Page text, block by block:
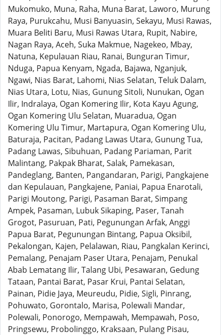
Mukomuko, Muna, Raha, Muna Barat, Laworo, Murung
Raya, Purukcahu, Musi Banyuasin, Sekayu, Musi Rawas,
Muara Beliti Baru, Musi Rawas Utara, Rupit, Nabire,
Nagan Raya, Aceh, Suka Makmue, Nagekeo, Mbay,
Natuna, Kepulauan Riau, Ranai, Bunguran Timur,
Nduga, Papua Kenyam, Ngada, Bajawa, Nganjuk,
Ngawi, Nias Barat, Lahomi, Nias Selatan, Teluk Dalam,
Nias Utara, Lotu, Nias, Gunung Sitoli, Nunukan, Ogan
Ilir, Indralaya, Ogan Komering Ilir, Kota Kayu Agung,
Ogan Komering Ulu Selatan, Muaradua, Ogan
Komering Ulu Timur, Martapura, Ogan Komering Ulu,
Baturaja, Pacitan, Padang Lawas Utara, Gunung Tua,
Padang Lawas, Sibuhuan, Padang Pariaman, Parit
Malintang, Pakpak Bharat, Salak, Pamekasan,
Pandeglang, Banten, Pangandaran, Parigi, Pangkajene
dan Kepulauan, Pangkajene, Paniai, Papua Enarotali,
Parigi Moutong, Parigi, Pasaman Barat, Simpang
Ampek, Pasaman, Lubuk Sikaping, Paser, Tanah
Grogot, Pasuruan, Pati, Pegunungan Arfak, Anggi
Papua Barat, Pegunungan Bintang, Papua Oksibil,
Pekalongan, Kajen, Pelalawan, Riau, Pangkalan Kerinci,
Pemalang, Penajam Paser Utara, Penajam, Penukal
Abab Lematang Ilir, Talang Ubi, Pesawaran, Gedung
Tataan, Pantai Barat, Pasar Krui, Pantai Selatan,
Painan, Pidie Jaya, Meureudu, Pidie, Sigli, Pinrang,
Pohuwato, Gorontalo, Marisa, Polewali Mandar,
Polewali, Ponorogo, Mempawah, Mempawah, Poso,
Pringsewu, Probolinggo, Kraksaan, Pulang Pisau,